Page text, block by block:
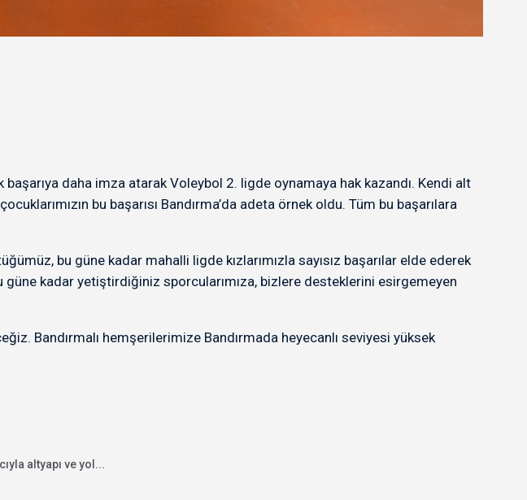
daha imza atarak Voleybol 2. ligde oynamaya hak kazandı. Kendi alt
bu başarısı Bandırma’da adeta örnek oldu. Tüm bu başarılara
bu güne kadar mahalli ligde kızlarımızla sayısız başarılar elde ederek
kadar yetiştirdiğiniz sporcularımıza, bizlere desteklerini esirgemeyen
Bandırmalı hemşerilerimize Bandırmada heyecanlı seviyesi yüksek
altyapı ve yol...